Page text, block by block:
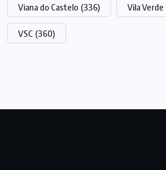
Viana do Castelo (336) Vila Verde
VSC (360)